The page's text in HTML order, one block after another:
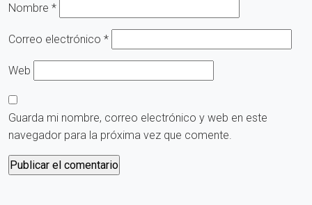
Nombre *
Correo electrónico *
Web
Guarda mi nombre, correo electrónico y web en este
navegador para la próxima vez que comente.